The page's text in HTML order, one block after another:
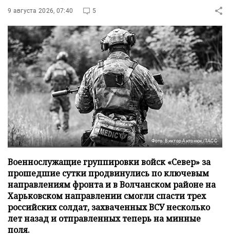
9 августа 2026, 07:40 5
Фото: Виктор Антонюк/ТАСС
Военнослужащие группировки войск «Север» за
прошедшие сутки продвинулись по ключевым
направлениям фронта и в Волчанском районе на
Харьковском направлении смогли спасти трех
российских солдат, захваченных ВСУ несколько
лет назад и отправленных теперь на минные
поля.